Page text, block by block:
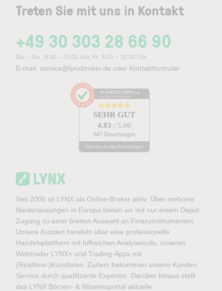
Treten Sie mit uns in Kontakt
+49 30 303 28 66 90
Mo. – Do.: 8:00 – 20:00 Uhr, Fr.: 8:00 – 18:00 Uhr
E-mail: service@lynxbroker.de oder Kontaktformular
AUSGEZEICHNET .org
Kundenbewertungen
SEHR GUT
4.83 / 5.00
647 Bewertungen
Hinweis zu den Bewertungen
Seit 2006 ist LYNX als Online-Broker aktiv. Über mehrere
Niederlassungen in Europa bieten wir mit nur einem Depot
Zugang zu einer breiten Auswahl an Finanzinstrumenten.
Unsere Kunden handeln über eine professionelle
Handelsplattform mit hilfreichen Analysetools, unseren
Webtrader LYNX+ und Trading-Apps mit
(Realtime-)Kursdaten. Zudem bekommen unsere Kunden
Service durch qualifizierte Experten. Darüber hinaus stellt
das LYNX Börsen- & Wissensportal aktuelle